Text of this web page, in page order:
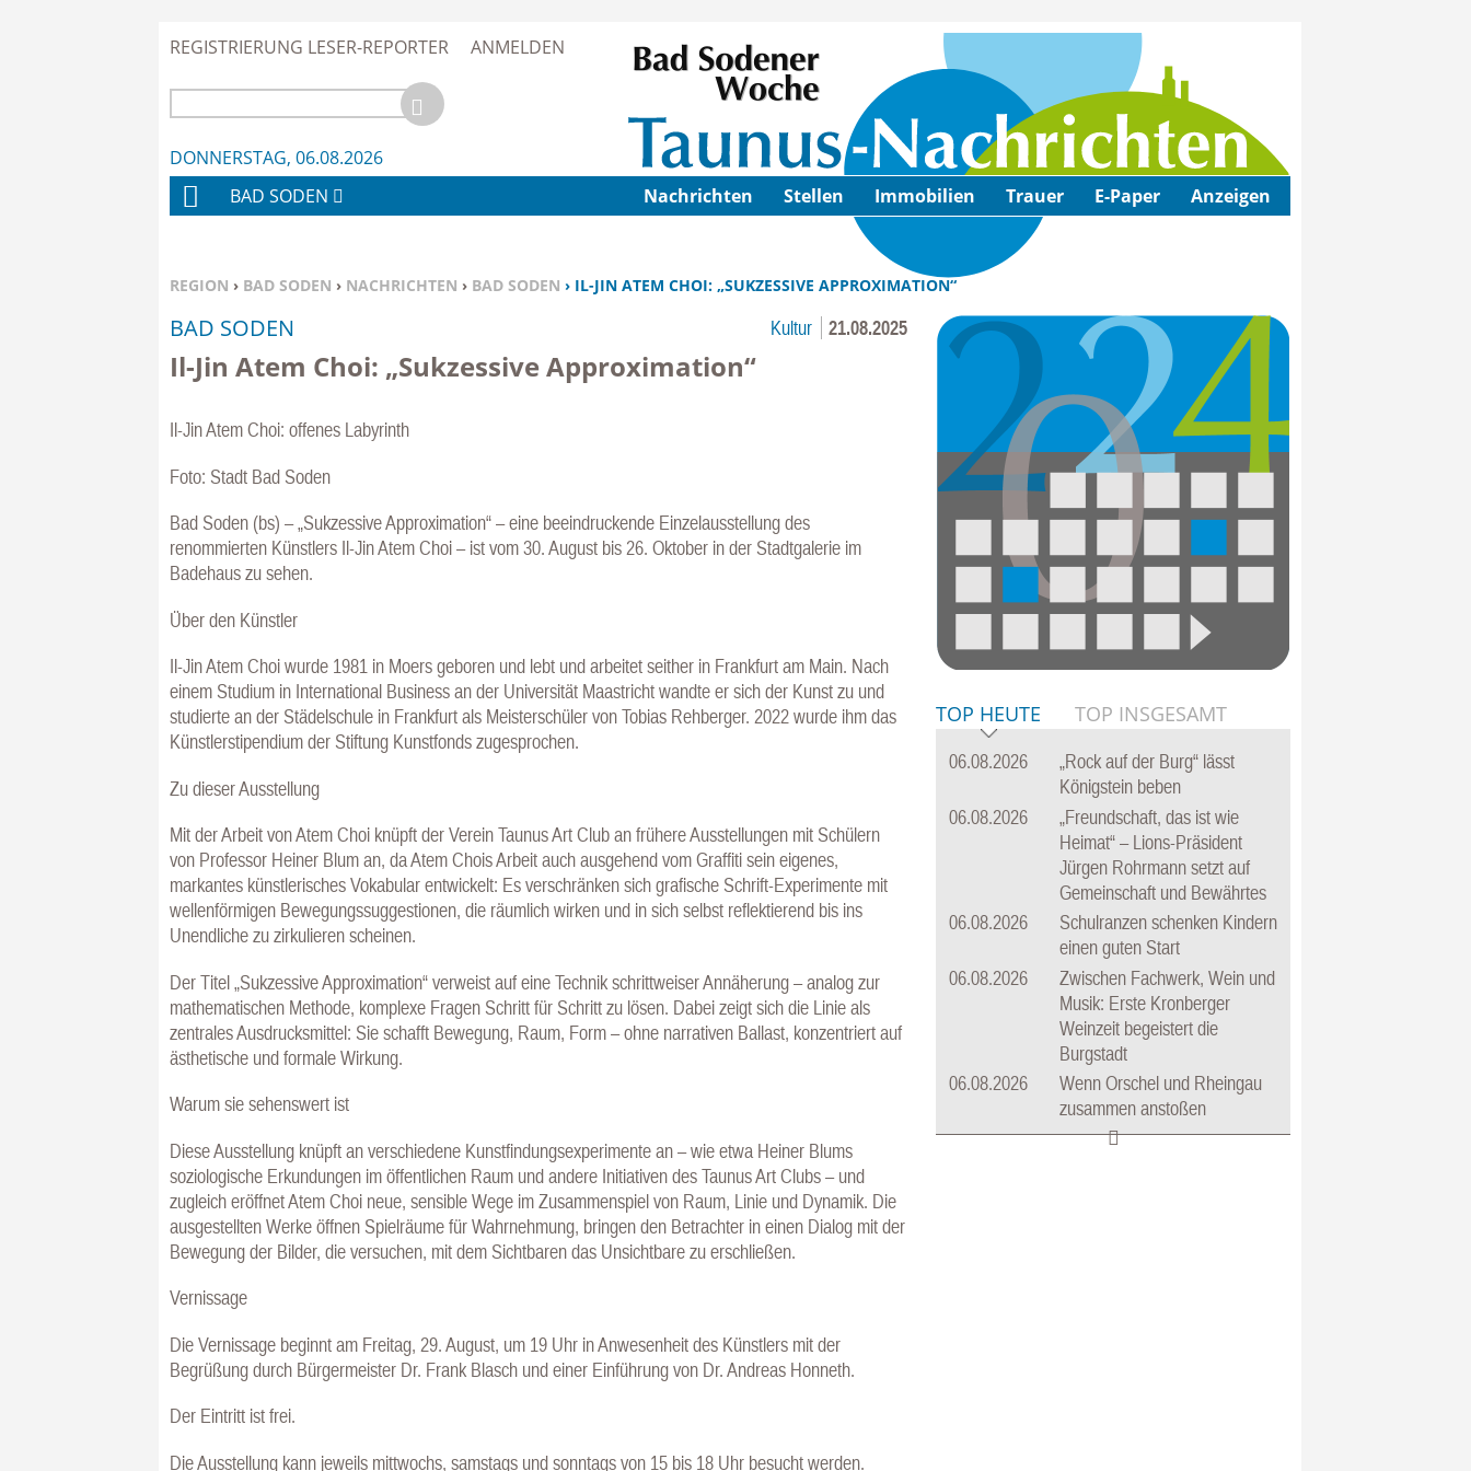
Zum Inhalt springen ↓
REGISTRIERUNG LESER-REPORTER ANMELDEN
DONNERSTAG, 06.08.2026
SIE BEFINDEN SICH HIER:
REGION › BAD SODEN › NACHRICHTEN › BAD SODEN › IL-JIN ATEM CHOI: „SUKZESSIVE APPROXIMATION“
BAD SODEN Kultur 21.08.2025
Il-Jin Atem Choi: „Sukzessive Approximation“
Il-Jin Atem Choi: offenes Labyrinth
Foto: Stadt Bad Soden
Bad Soden (bs) – „Sukzessive Approximation“ – eine beeindruckende Einzelausstellung des
renommierten Künstlers Il-Jin Atem Choi – ist vom 30. August bis 26. Oktober in der Stadtgalerie im
Badehaus zu sehen.
Über den Künstler
Il-Jin Atem Choi wurde 1981 in Moers geboren und lebt und arbeitet seither in Frankfurt am Main. Nach
einem Studium in International Business an der Universität Maastricht wandte er sich der Kunst zu und
studierte an der Städelschule in Frankfurt als Meisterschüler von Tobias Rehberger. 2022 wurde ihm das
Künstlerstipendium der Stiftung Kunstfonds zugesprochen.
Zu dieser Ausstellung
Mit der Arbeit von Atem Choi knüpft der Verein Taunus Art Club an frühere Ausstellungen mit Schülern
von Professor Heiner Blum an, da Atem Chois Arbeit auch ausgehend vom Graffiti sein eigenes,
markantes künstlerisches Vokabular entwickelt: Es verschränken sich grafische Schrift-Experimente mit
wellenförmigen Bewegungssuggestionen, die räumlich wirken und in sich selbst reflektierend bis ins
Unendliche zu zirkulieren scheinen.
Der Titel „Sukzessive Approximation“ verweist auf eine Technik schrittweiser Annäherung – analog zur
mathematischen Methode, komplexe Fragen Schritt für Schritt zu lösen. Dabei zeigt sich die Linie als
zentrales Ausdrucksmittel: Sie schafft Bewegung, Raum, Form – ohne narrativen Ballast, konzentriert auf
ästhetische und formale Wirkung.
Warum sie sehenswert ist
Diese Ausstellung knüpft an verschiedene Kunstfindungsexperimente an – wie etwa Heiner Blums
soziologische Erkundungen im öffentlichen Raum und andere Initiativen des Taunus Art Clubs – und
zugleich eröffnet Atem Choi neue, sensible Wege im Zusammenspiel von Raum, Linie und Dynamik. Die
ausgestellten Werke öffnen Spielräume für Wahrnehmung, bringen den Betrachter in einen Dialog mit der
Bewegung der Bilder, die versuchen, mit dem Sichtbaren das Unsichtbare zu erschließen.
Vernissage
Die Vernissage beginnt am Freitag, 29. August, um 19 Uhr in Anwesenheit des Künstlers mit der
Begrüßung durch Bürgermeister Dr. Frank Blasch und einer Einführung von Dr. Andreas Honneth.
Der Eintritt ist frei.
Die Ausstellung kann jeweils mittwochs, samstags und sonntags von 15 bis 18 Uhr besucht werden.
TOP HEUTE TOP INSGESAMT
06.08.2026
„Rock auf der Burg“ lässt
Königstein beben
06.08.2026
„Freundschaft, das ist wie
Heimat“ – Lions-Präsident
Jürgen Rohrmann setzt auf
Gemeinschaft und Bewährtes
06.08.2026
Schulranzen schenken Kindern
einen guten Start
06.08.2026
Zwischen Fachwerk, Wein und
Musik: Erste Kronberger
Weinzeit begeistert die
Burgstadt
06.08.2026
Wenn Orschel und Rheingau
zusammen anstoßen
H
M
E
BAD SODEN Nachrichten Stellen Immobilien Trauer E-Paper Anzeigen